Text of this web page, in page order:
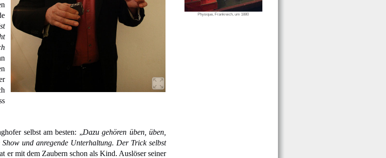
Physique, Frankreich, um 1880
selbst am besten: „Dazu gehören üben, üben,
und anregende Unterhaltung. Der Trick selbst
er mit dem Zaubern schon als Kind. Auslöser seiner